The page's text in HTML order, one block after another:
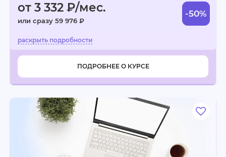
от 3 332 ₽/мес.
или сразу 59 976 ₽
-50%
ПОДРОБНЕЕ О КУРСЕ